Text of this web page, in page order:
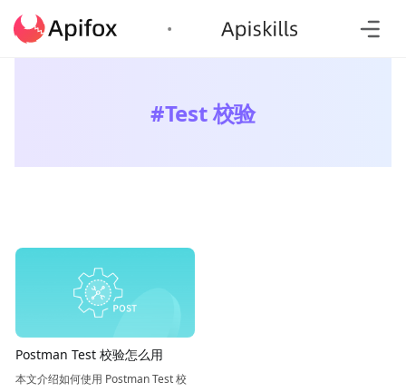
#Test 校验
Postman Test 校验怎么用
本文介绍如何使用 Postman Test 校